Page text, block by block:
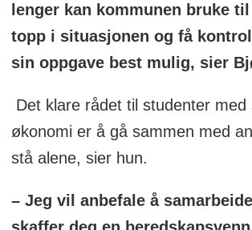
lenger kan kommunen bruke
topp i situasjonen og få
sin oppgave best mulig, sier
Det klare rådet til studenter med
økonomi er å gå sammen med
stå alene, sier hun.
– Jeg vil anbefale å